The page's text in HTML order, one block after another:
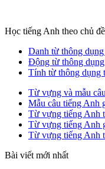
Học tiếng Anh theo chủ đề
Danh từ thông
Động từ thông
Tính từ thông dụng
Từ vựng và mẫu
Mẫu câu tiếng Anh
Từ vựng tiếng Anh
Từ vựng tiếng Anh
Từ vựng tiếng Anh
Bài viết mới nhất